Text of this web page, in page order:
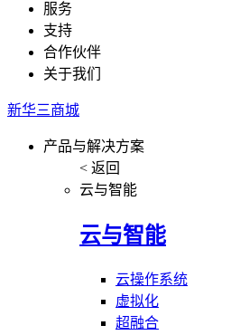
服务
支持
合作伙伴
关于我们
新华三商城
产品与解决方案
< 返回
云与智能
云与智能
云操作系统
虚拟化
超融合